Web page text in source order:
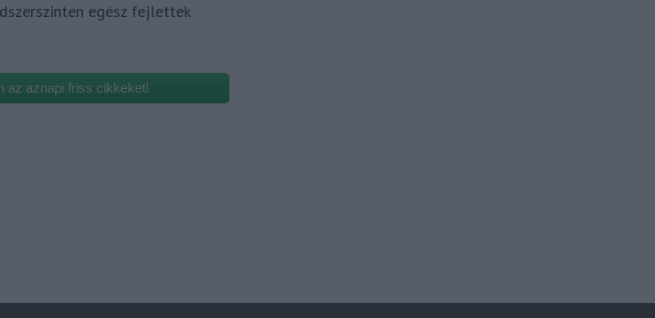
egész fejlettek
az aznapi friss cikkeket!